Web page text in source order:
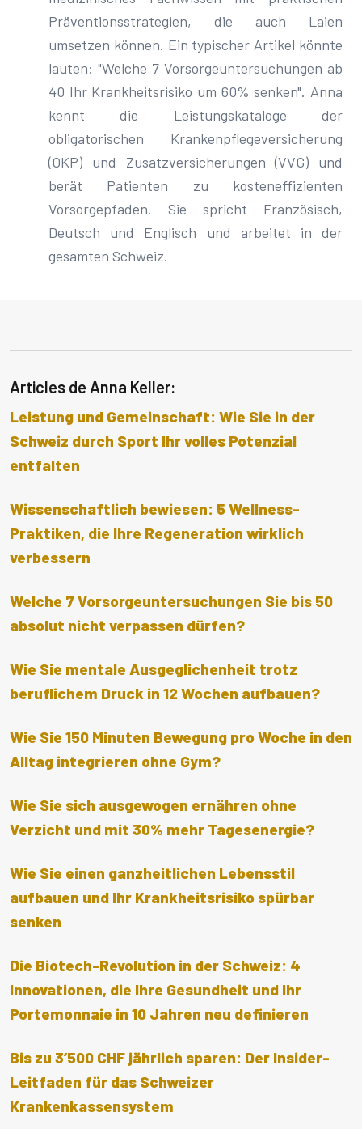
Präventionsstrategien, die auch Laien
umsetzen können. Ein typischer Artikel könnte
lauten: "Welche 7 Vorsorgeuntersuchungen ab
40 Ihr Krankheitsrisiko um 60% senken". Anna
kennt die Leistungskataloge der
obligatorischen Krankenpflegeversicherung
(OKP) und Zusatzversicherungen (VVG) und
berät Patienten zu kosteneffizienten
Vorsorgepfaden. Sie spricht Französisch,
Deutsch und Englisch und arbeitet in der
gesamten Schweiz.
Articles de Anna Keller:
Leistung und Gemeinschaft: Wie Sie in der
Schweiz durch Sport Ihr volles Potenzial
entfalten
Wissenschaftlich bewiesen: 5 Wellness-
Praktiken, die Ihre Regeneration wirklich
verbessern
Welche 7 Vorsorgeuntersuchungen Sie bis 50
absolut nicht verpassen dürfen?
Wie Sie mentale Ausgeglichenheit trotz
beruflichem Druck in 12 Wochen aufbauen?
Wie Sie 150 Minuten Bewegung pro Woche in den
Alltag integrieren ohne Gym?
Wie Sie sich ausgewogen ernähren ohne
Verzicht und mit 30% mehr Tagesenergie?
Wie Sie einen ganzheitlichen Lebensstil
aufbauen und Ihr Krankheitsrisiko spürbar
senken
Die Biotech-Revolution in der Schweiz: 4
Innovationen, die Ihre Gesundheit und Ihr
Portemonnaie in 10 Jahren neu definieren
Bis zu 3’500 CHF jährlich sparen: Der Insider-
Leitfaden für das Schweizer
Krankenkassensystem